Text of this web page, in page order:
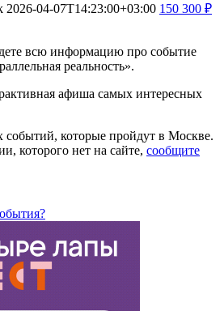
2026-04-07T14:23:00+03:00 150 300 ₽
всю информацию про событие
реальность».
афиша самых интересных
событий, которые пройдут в Москве.
которого нет на сайте, сообщите